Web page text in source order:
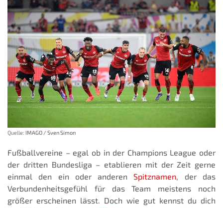
Quelle: IMAGO / Sven Simon
Fußballvereine – egal ob in der Champions League oder
der dritten Bundesliga – etablieren mit der Zeit gerne
einmal den ein oder anderenSpitznamen, der das
Verbundenheitsgefühl für das Team meistens noch
größer erscheinen lässt. Doch wie gut kennst du dich